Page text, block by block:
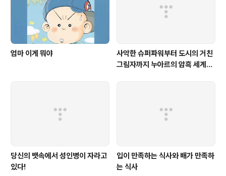
엄마 이게 뭐야
사악한 슈퍼파워부터 도시의 거친
그림자까지 누아르의 암흑 세계를
당신의 뱃속에서 성인병이 자라고
있다!
입이 만족하는 식사와 배가 만족하
는 식사